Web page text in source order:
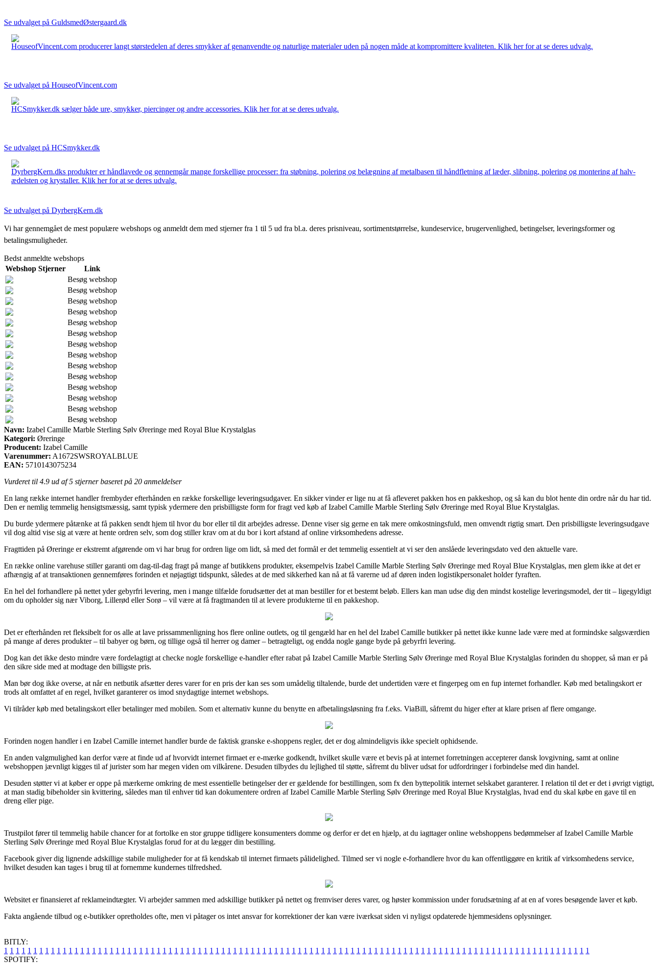
Se udvalget på GuldsmedØstergaard.dk
HouseofVincent.com producerer langt størstedelen af deres smykker af genanvendte og naturlige materialer uden på nogen måde at kompromittere kvaliteten. Klik her for at se deres udvalg.
Se udvalget på HouseofVincent.com
HCSmykker.dk sælger både ure, smykker, piercinger og andre accessories. Klik her for at se deres udvalg.
Se udvalget på HCSmykker.dk
DyrbergKern.dks produkter er håndlavede og gennemgår mange forskellige processer: fra støbning, polering og belægning af metalbasen til håndfletning af læder, slibning, polering og montering af halv-
ædelsten og krystaller. Klik her for at se deres udvalg.
Se udvalget på DyrbergKern.dk
Vi har gennemgået de mest populære webshops og anmeldt dem med stjerner fra 1 til 5 ud fra bl.a. deres prisniveau, sortimentstørrelse, kundeservice, brugervenlighed, betingelser, leveringsformer og
betalingsmuligheder.
Bedst anmeldte webshops
Webshop Stjerner
Link
Besøg webshop
Besøg webshop
Besøg webshop
Besøg webshop
Besøg webshop
Besøg webshop
Besøg webshop
Besøg webshop
Besøg webshop
Besøg webshop
Besøg webshop
Besøg webshop
Besøg webshop
Besøg webshop
Navn: Izabel Camille Marble Sterling Sølv Øreringe med Royal Blue Krystalglas
Kategori: Øreringe
Producent: Izabel Camille
Varenummer: A1672SWSROYALBLUE
EAN: 5710143075234
Vurderet til 4.9 ud af 5 stjerner baseret på 20 anmeldelser
En lang række internet handler frembyder efterhånden en række forskellige leveringsudgaver. En sikker vinder er lige nu at få afleveret pakken hos en pakkeshop, og så kan du blot hente din ordre når du har tid.
Den er nemlig temmelig hensigtsmæssig, samt typisk ydermere den prisbilligste form for fragt ved køb af Izabel Camille Marble Sterling Sølv Øreringe med Royal Blue Krystalglas.
Du burde ydermere påtænke at få pakken sendt hjem til hvor du bor eller til dit arbejdes adresse. Denne viser sig gerne en tak mere omkostningsfuld, men omvendt rigtig smart. Den prisbilligste leveringsudgave
vil dog altid vise sig at være at hente ordren selv, som dog stiller krav om at du bor i kort afstand af online virksomhedens adresse.
Fragttiden på Øreringe er ekstremt afgørende om vi har brug for ordren lige om lidt, så med det formål er det temmelig essentielt at vi ser den anslåede leveringsdato ved den aktuelle vare.
En række online varehuse stiller garanti om dag-til-dag fragt på mange af butikkens produkter, eksempelvis Izabel Camille Marble Sterling Sølv Øreringe med Royal Blue Krystalglas, men glem ikke at det er
afhængig af at transaktionen gennemføres forinden et nøjagtigt tidspunkt, således at de med sikkerhed kan nå at få varerne ud af døren inden logistikpersonalet holder fyraften.
En hel del forhandlere på nettet yder gebyrfri levering, men i mange tilfælde forudsætter det at man bestiller for et bestemt beløb. Ellers kan man udse dig den mindst kostelige leveringsmodel, der tit – ligegyldigt
om du opholder sig nær Viborg, Lillerød eller Sorø – vil være at få fragtmanden til at levere produkterne til en pakkeshop.
Det er efterhånden ret fleksibelt for os alle at lave prissammenligning hos flere online outlets, og til gengæld har en hel del Izabel Camille butikker på nettet ikke kunne lade være med at formindske salgsværdien
på mange af deres produkter – til babyer og børn, og tillige også til herrer og damer – betragteligt, og endda nogle gange byde på gebyrfri levering.
Dog kan det ikke desto mindre være fordelagtigt at checke nogle forskellige e-handler efter rabat på Izabel Camille Marble Sterling Sølv Øreringe med Royal Blue Krystalglas forinden du shopper, så man er på
den sikre side med at modtage den billigste pris.
Man bør dog ikke overse, at når en netbutik afsætter deres varer for en pris der kan ses som umådelig tiltalende, burde det undertiden være et fingerpeg om en fup internet forhandler. Køb med betalingskort er
trods alt omfattet af en regel, hvilket garanterer os imod snydagtige internet webshops.
Vi tilråder køb med betalingskort eller betalinger med mobilen. Som et alternativ kunne du benytte en afbetalingsløsning fra f.eks. ViaBill, såfremt du higer efter at klare prisen af flere omgange.
Forinden nogen handler i en Izabel Camille internet handler burde de faktisk granske e-shoppens regler, det er dog almindeligvis ikke specielt ophidsende.
En anden valgmulighed kan derfor være at finde ud af hvorvidt internet firmaet er e-mærke godkendt, hvilket skulle være et bevis på at internet forretningen accepterer dansk lovgivning, samt at online
webshoppen jævnligt kigges til af jurister som har megen viden om vilkårene. Desuden tilbydes du lejlighed til støtte, såfremt du bliver udsat for udfordringer i forbindelse med din handel.
Desuden støtter vi at køber er oppe på mærkerne omkring de mest essentielle betingelser der er gældende for bestillingen, som fx den byttepolitik internet selskabet garanterer. I relation til det er det i øvrigt vigtigt,
at man stadig bibeholder sin kvittering, således man til enhver tid kan dokumentere ordren af Izabel Camille Marble Sterling Sølv Øreringe med Royal Blue Krystalglas, hvad end du skal købe en gave til en
dreng eller pige.
Trustpilot fører til temmelig habile chancer for at fortolke en stor gruppe tidligere konsumenters domme og derfor er det en hjælp, at du iagttager online webshoppens bedømmelser af Izabel Camille Marble
Sterling Sølv Øreringe med Royal Blue Krystalglas forud for at du lægger din bestilling.
Facebook giver dig lignende adskillige stabile muligheder for at få kendskab til internet firmaets pålidelighed. Tilmed ser vi nogle e-forhandlere hvor du kan offentliggøre en kritik af virksomhedens service,
hvilket desuden kan tages i brug til at fornemme kundernes tilfredshed.
Websitet er finansieret af reklameindtægter. Vi arbejder sammen med adskillige butikker på nettet og fremviser deres varer, og høster kommission under forudsætning af at en af vores besøgende laver et køb.
Fakta angående tilbud og e-butikker opretholdes ofte, men vi påtager os intet ansvar for korrektioner der kan være iværksat siden vi nyligst opdaterede hjemmesidens oplysninger.
BITLY:
1 1 1 1 1 1 1 1 1 1 1 1 1 1 1 1 1 1 1 1 1 1 1 1 1 1 1 1 1 1 1 1 1 1 1 1 1 1 1 1 1 1 1 1 1 1 1 1 1 1 1 1 1 1 1 1 1 1 1 1 1 1 1 1 1 1 1 1 1 1 1 1 1 1 1 1 1 1 1 1 1 1 1 1 1 1 1 1 1 1 1 1 1 1 1 1 1 1 1 1
SPOTIFY: